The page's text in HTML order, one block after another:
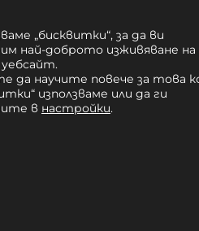
Купи
„бисквитки“, за да ви
най-доброто изживяване на
да научите повече за това
използваме или да ги
в настройки.